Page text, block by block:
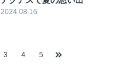
2024.08.16
3 4 5